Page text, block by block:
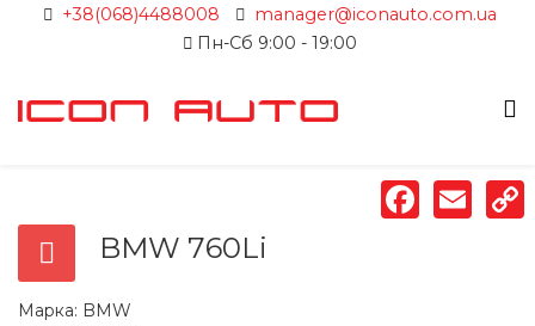
+38(068)4488008
manager@iconauto.com.ua
Пн-Сб 9:00 - 19:00
BMW 760Li
Марка: BMW